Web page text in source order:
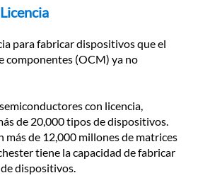
para fabricar dispositivos que el
componentes (OCM) ya no
con licencia,
de 20,000 tipos de dispositivos.
más de 12,000 millones de matrices
tiene la capacidad de fabricar
dispositivos.